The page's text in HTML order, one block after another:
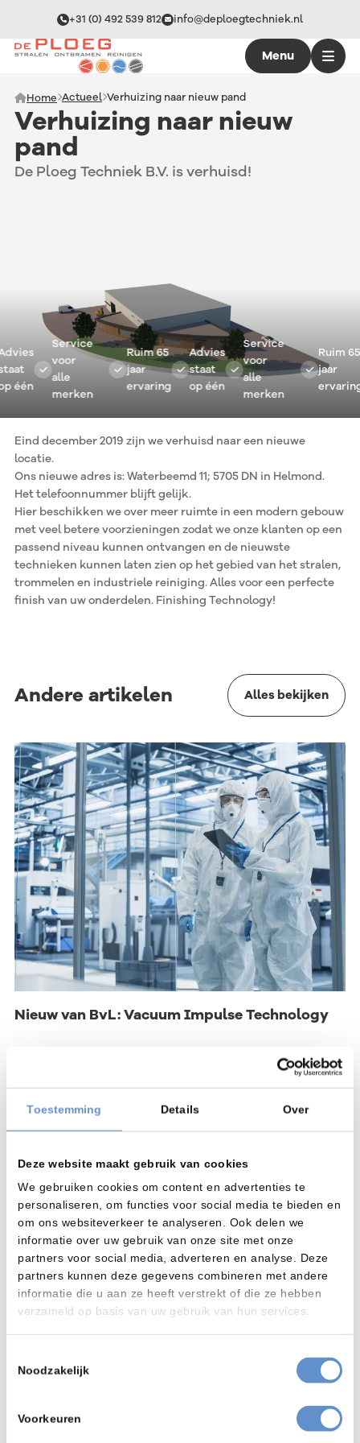
Toestemming Details Over
Deze website maakt gebruik van cookies
We gebruiken cookies om content en advertenties te
personaliseren, om functies voor social media te bieden en
om ons websiteverkeer te analyseren. Ook delen we
informatie over uw gebruik van onze site met onze
partners voor social media, adverteren en analyse. Deze
partners kunnen deze gegevens combineren met andere
informatie die u aan ze heeft verstrekt of die ze hebben
verzameld op basis van uw gebruik van hun services.
Noodzakelijk
Voorkeuren
+31 (0) 492 539 812 info@deploegtechniek.nl
Menu
Home Actueel Verhuizing naar nieuw pand
Verhuizing naar nieuw
pand
De Ploeg Techniek B.V. is verhuisd!
één
Service
voor
alle
merken
Ruim 65
jaar
ervaring
Advies
staat
op één
Service
voor
alle
merken
Ruim 65
jaar
ervaring
Eind december 2019 zijn we verhuisd naar een nieuwe
locatie.
Ons nieuwe adres is: Waterbeemd 11; 5705 DN in Helmond.
Het telefoonnummer blijft gelijk.
Hier beschikken we over meer ruimte in een modern gebouw
met veel betere voorzieningen zodat we onze klanten op een
passend niveau kunnen ontvangen en de nieuwste
technieken kunnen laten zien op het gebied van het stralen,
trommelen en industriele reiniging. Alles voor een perfecte
finish van uw onderdelen. Finishing Technology!
Andere artikelen Alles bekijken
Nieuw van BvL: Vacuum Impulse Technology
High Purity reinigingsmiddelen